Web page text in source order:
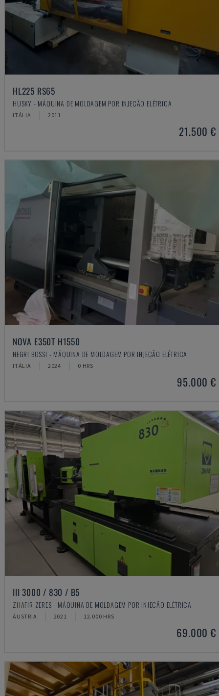
HL225 RS65
HUSKY - MÁQUINA DE MOLDAGEM POR INJEÇÃO ELÉTRICA
ITÁLIA 2011
21.500 €
NOVA E350T H1550
NEGRI BOSSI - MÁQUINA DE MOLDAGEM POR INJEÇÃO ELÉTRICA
ITÁLIA 2024 0 HRS
95.000 €
III 3000 / 830 / B5
ZHAFIR ZERES - MÁQUINA DE MOLDAGEM POR INJEÇÃO ELÉTRICA
ÁUSTRIA 2021 12.000 HRS
69.000 €